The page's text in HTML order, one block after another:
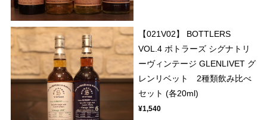
【021V02】 BOTTLERS
VOL.4 ボトラーズ シグナトリ
ーヴィンテージ GLENLIVET グ
レンリベット 2種類飲み比べ
セット (各20ml)
¥1,540